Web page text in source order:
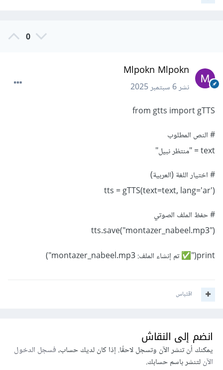
0
Mlpokn Mlpokn
نشر6 سبتمبر 2025
from gtts import gTTS
# النص المطلوب
text = "منتظر نبيل"
# اختيار اللغة (العربية)
tts = gTTS(text=text, lang='ar')
# حفظ الملف الصوتي
tts.save("montazer_nabeel.mp3")
print("
✅تم إنشاء الملف: montazer_nabeel.mp3")
اقتباس
انضم إلى النقاش
يمكنك أن تنشر الآن وتسجل لاحقًا. إذا كان لديك حساب،فسجل الدخول
الآنلتنشر باسم حسابك.